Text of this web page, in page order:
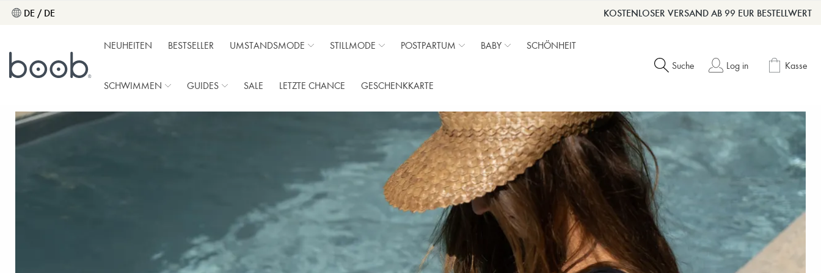
DE / DE KOSTENLOSER VERSAND AB 99 EUR BESTELLWERT
NEUHEITEN BESTSELLER UMSTANDSMODE STILLMODE POSTPARTUM BABY SCHÖNHEIT
SCHWIMMEN GUIDES SALE LETZTE CHANCE GESCHENKKARTE
Suche Log in Kasse